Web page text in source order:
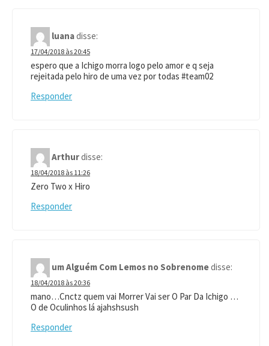
luanadisse:
17/04/2018 às 20:45
espero que a Ichigo morra logo pelo amor e q seja
rejeitada pelo hiro de uma vez por todas #team02
Responder
Arthurdisse:
18/04/2018 às 11:26
Zero Two x Hiro
Responder
um Alguém Com Lemos no Sobrenomedisse:
18/04/2018 às 20:36
mano…Cnctz quem vai Morrer Vai ser O Par Da Ichigo …
O de Oculinhos lá ajahshsush
Responder